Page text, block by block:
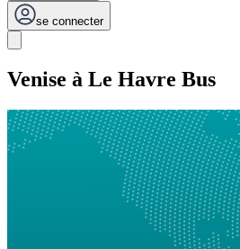
se connecter
Venise à Le Havre Bus